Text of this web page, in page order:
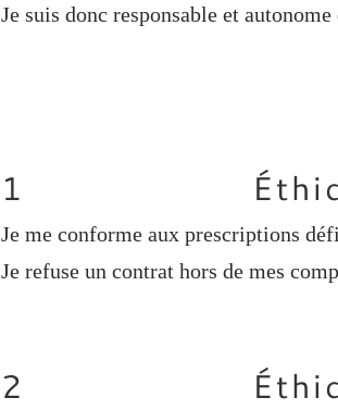
Je suis donc responsable et
1 Éthique et
Je me conforme aux prescriptions
Je refuse un contrat hors de mes
2 Éthique et